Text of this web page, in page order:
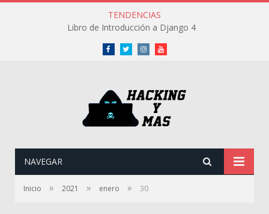
TENDENCIAS
Libro de Introducción a Django 4
FacebookTwitterInstagramYoutube
NAVEGAR
Inicio » 2021 » enero » 30